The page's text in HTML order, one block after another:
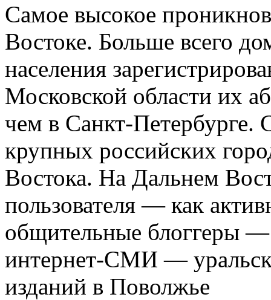
Самое высокое
Востоке. Больше всего
населения
Московской области их
чем в Санкт-Петербурге.
крупных российских
Востока. На Дальнем
пользователя — как
общительные блоггеры
интернет-СМИ —
изданий в Поволжье